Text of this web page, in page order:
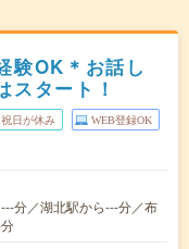
験OK＊お話し
スタート！
祝日が休み WEB登録OK
分／湖北駅から---分／布